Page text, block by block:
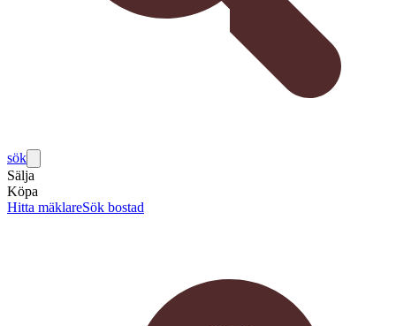
sök
Sälja
Köpa
Hitta mäklareSök bostad